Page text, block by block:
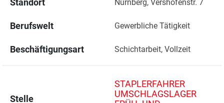
Standort Nürnberg, Vershofenstr. 7
Berufswelt Gewerbliche Tätigkeit
Beschäftigungsart Schichtarbeit, Vollzeit
Stelle
STAPLERFAHRER
UMSCHLAGSLAGER